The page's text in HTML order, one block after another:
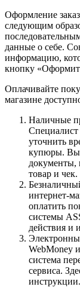
Оформление
следующим
данные о себе.
информацию,
кнопку
Оплачивайте
магазине
Наличные
Специалист
уточнить
купюры. Вы
документы,
товар и чек.
интернет-
оплатить
системы
действия и
WebMoney
система
сервиса.
инструкции.